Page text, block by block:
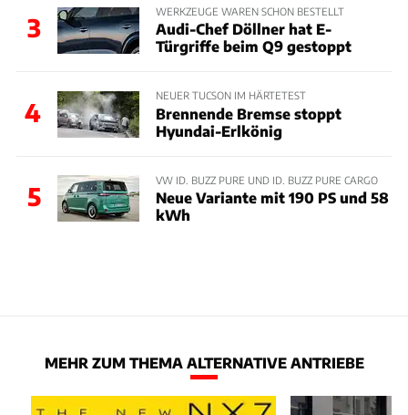
3
WERKZEUGE WAREN SCHON BESTELLT
Audi-Chef Döllner hat E-
Türgriffe beim Q9 gestoppt
4
NEUER TUCSON IM HÄRTETEST
Brennende Bremse stoppt
Hyundai-Erlkönig
5
VW ID. BUZZ PURE UND ID. BUZZ PURE CARGO
Neue Variante mit 190 PS und 58
kWh
MEHR ZUM THEMA ALTERNATIVE ANTRIEBE